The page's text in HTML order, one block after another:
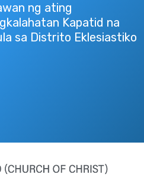
ng ating
Kapatid na
sa Distrito Eklesiastiko